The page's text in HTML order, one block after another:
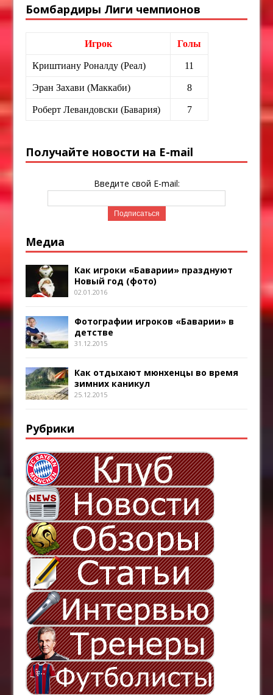
Бомбардиры Лиги чемпионов
Игрок Голы
Криштиану Роналду (Реал) 11
Эран Захави (Маккаби) 8
Роберт Левандовски (Бавария) 7
Получайте новости на E-mail
Введите свой E-mail:
Медиа
Как игроки «Баварии» празднуют
Новый год (фото)
02.01.2016
Фотографии игроков «Баварии» в
детстве
31.12.2015
Как отдыхают мюнхенцы во время
зимних каникул
25.12.2015
Рубрики